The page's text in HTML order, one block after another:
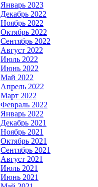
Январь 2023
Декабрь 2022
Ноябрь 2022
Октябрь 2022
Сентябрь 2022
Август 2022
Июль 2022
Июнь 2022
Май 2022
Апрель 2022
Март 2022
Февраль 2022
Январь 2022
Декабрь 2021
Ноябрь 2021
Октябрь 2021
Сентябрь 2021
Август 2021
Июль 2021
Июнь 2021